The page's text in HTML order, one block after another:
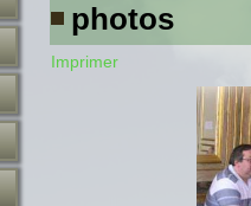
photos
Imprimer